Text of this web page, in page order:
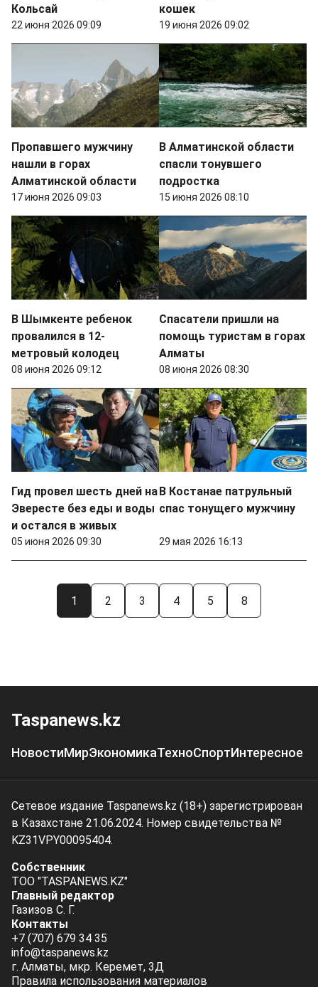
Кольсай
22 июня 2026 09:09
кошек
19 июня 2026 09:02
Пропавшего мужчину
нашли в горах
Алматинской области
17 июня 2026 09:03
В Алматинской области
спасли тонувшего
подростка
15 июня 2026 08:10
В Шымкенте ребенок
провалился в 12-
метровый колодец
08 июня 2026 09:12
Спасатели пришли на
помощь туристам в горах
Алматы
08 июня 2026 08:30
Гид провел шесть дней на
Эвересте без еды и воды
и остался в живых
05 июня 2026 09:30
В Костанае патрульный
спас тонущего мужчину
29 мая 2026 16:13
1 2 3 4 5 8
Taspanews.kz
НовостиМирЭкономикаТехноСпортИнтересное
Сетевое издание Taspanews.kz (18+) зарегистрирован
в Казахстане 21.06.2024. Номер свидетельства №
KZ31VPY00095404.
Собственник
ТОО "TASPANEWS.KZ"
Главный редактор
Газизов С. Г.
Контакты
+7 (707) 679 34 35
info@taspanews.kz
г. Алматы, мкр. Керемет, 3Д
Правила использования материалов